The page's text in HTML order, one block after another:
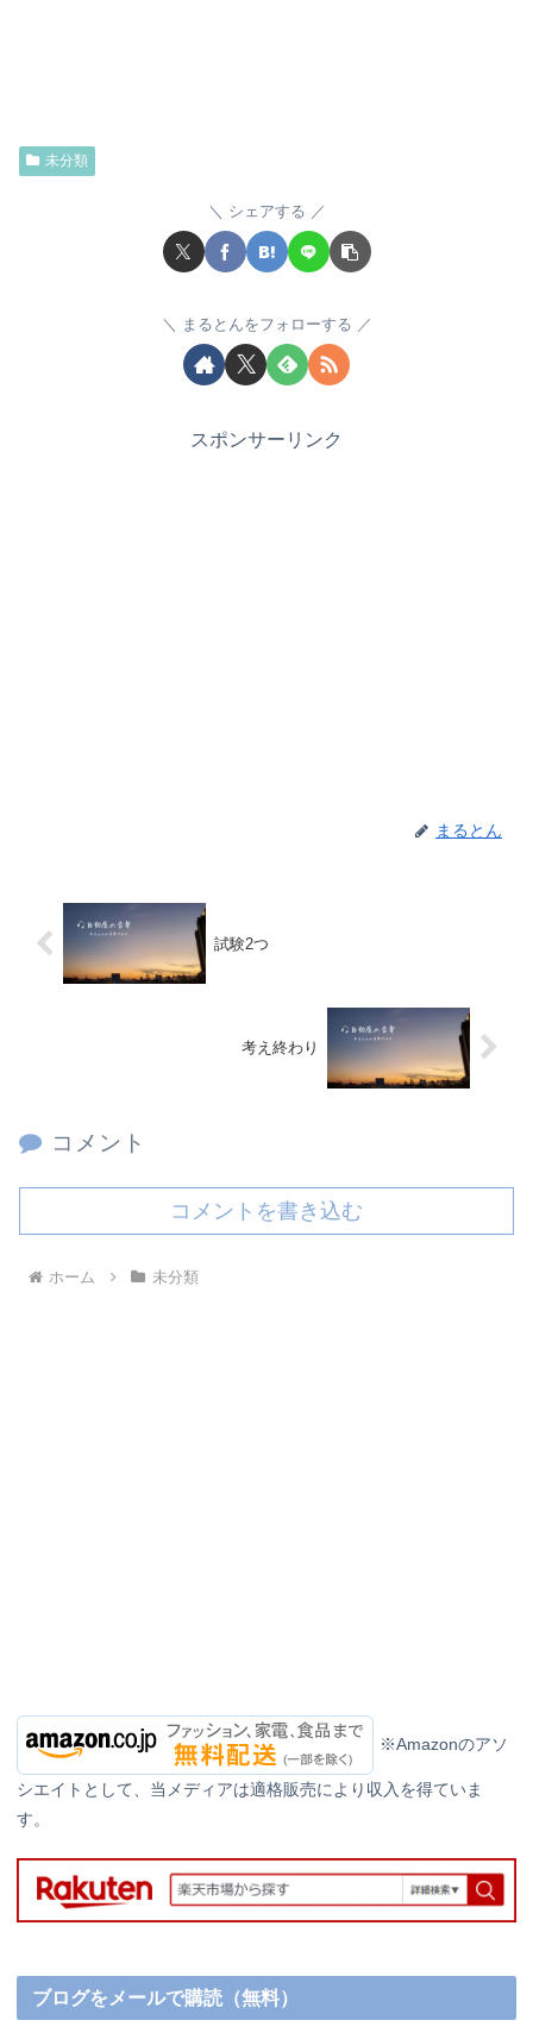
未分類
シェアする
まるとんをフォローする
スポンサーリンク
まるとん
試験2つ
考え終わり
コメント
コメントを書き込む
ホーム 未分類
※Amazonのアソ
シエイトとして、当メディアは適格販売により収入を得ていま
す。
ブログをメールで購読（無料）